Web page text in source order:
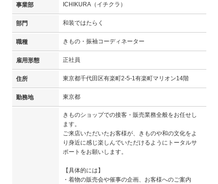
事業部 ICHIKURA（イチクラ）
部門 和装ではたらく
職種 きもの・振袖コーディネーター
雇用形態 正社員
住所 東京都千代田区有楽町2-5-1有楽町マリオン14階
勤務地 東京都
きものショップでの接客・販売業務全般をお任せし
ます。
ご来店いただいたお客様が、きものや和の文化をよ
り身近に感じ楽しんでいただけるようにトータルサ
ポートをお願いします。
【具体的には】
・着物の販売会や催事の企画、お客様へのご案内